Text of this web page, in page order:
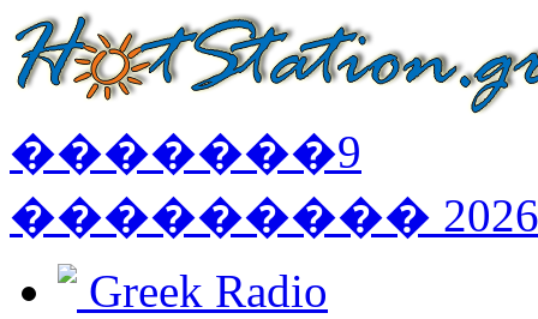
�������9
��������� 2026
Greek Radio